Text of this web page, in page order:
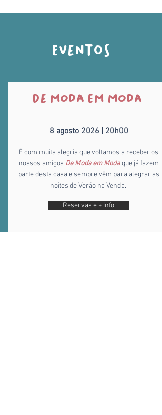
EVENTOS
De Moda em Moda
8 agosto 2026 | 20h00
É com muita alegria que voltamos a receber os
nossos amigos De Moda em Modaque já fazem
parte desta casa e sempre vêm para alegrar as
noites de Verão na Venda.
Reservas e + info